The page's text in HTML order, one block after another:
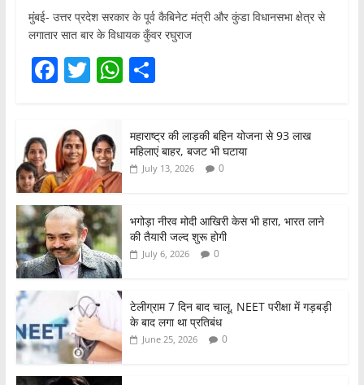
मुंबई- उत्तर प्रदेश सरकार के पूर्व कैबिनेट मंत्री और कुंडा विधानसभा क्षेत्र से
लगातार सात बार के विधायक कुँवर रघुराज
F
c
e
b
o
o
k
T
er
W
s
A
p
S
ar
e
महाराष्ट्र की लाड़की बहिन योजना से 93 लाख
महिलाएं बाहर, बजट भी घटाया
July 13, 2026 0
भगोड़ा नीरव मोदी आखिरी केस भी हारा, भारत लाने
की तैयारी जल्द शुरू होगी
July 6, 2026 0
टेलीग्राम 7 दिन बाद चालू, NEET परीक्षा में गड़बड़ी
के बाद लगा था प्रतिबंध
June 25, 2026 0